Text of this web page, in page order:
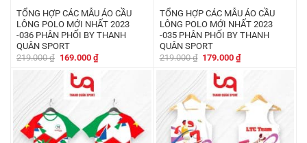
TỔNG HỢP CÁC MẪU ÁO CẦU
LÔNG POLO MỚI NHẤT 2023
-036 PHÂN PHỐI BY THANH
QUÂN SPORT
219.000₫ Giá
là:
219.000 ₫.
169.000 ₫Giá
hiện
TỔNG HỢP CÁC MẪU ÁO CẦU
LÔNG POLO MỚI NHẤT 2023
-035 PHÂN PHỐI BY THANH
QUÂN SPORT
219.000₫ Giá
là:
219.000 ₫.
179.000₫Giá